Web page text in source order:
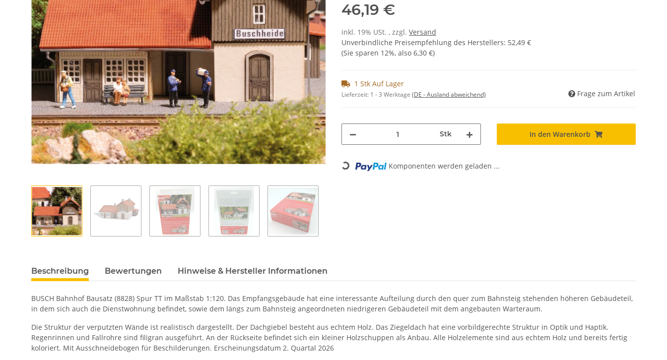
46,19 €
inkl. 19% USt. , zzgl. Versand
Unverbindliche Preisempfehlung des Herstellers: 52,49 €
(Sie sparen 12%, also 6,30 €)
1 Stk Auf Lager
Lieferzeit: 1 - 3 Werktage (DE - Ausland abweichend) Frage zum Artikel
Stk In den Warenkorb
Loading... Komponenten werden geladen ...
Beschreibung Bewertungen Hinweise & Hersteller Informationen
BUSCH Bahnhof Bausatz (8828) Spur TT im Maßstab 1:120. Das Empfangsgebäude hat eine interessante Aufteilung durch den quer zum Bahnsteig stehenden höheren Gebäudeteil,
in dem sich auch die Dienstwohnung befindet, sowie dem längs zum Bahnsteig angeordneten niedrigeren Gebäudeteil mit dem angebauten Warteraum.
Die Struktur der verputzten Wände ist realistisch dargestellt. Der Dachgiebel besteht aus echtem Holz. Das Ziegeldach hat eine vorbildgerechte Struktur in Optik und Haptik.
Regenrinnen und Fallrohre sind filigran ausgeführt. An der Rückseite befindet sich ein kleiner Holzschuppen als Anbau. Alle Holzelemente sind aus echtem Holz und bereits fertig
koloriert. Mit Ausschneidebogen für Beschilderungen. Erscheinungsdatum 2. Quartal 2026